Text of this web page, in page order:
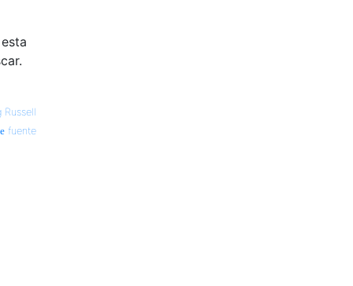
Russell
fuente